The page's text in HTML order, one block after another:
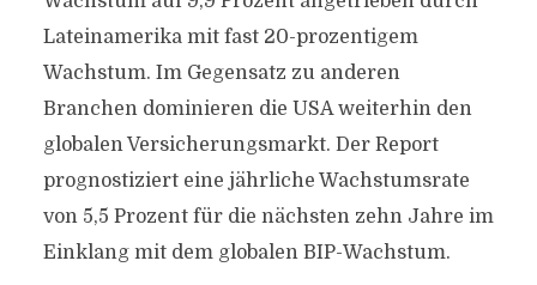
Lateinamerika mit fast 20-prozentigem
Wachstum. Im Gegensatz zu anderen
Branchen dominieren die USA weiterhin den
globalen Versicherungsmarkt. Der Report
prognostiziert eine jährliche Wachstumsrate
von 5,5 Prozent für die nächsten zehn Jahre im
Einklang mit dem globalen BIP-Wachstum.